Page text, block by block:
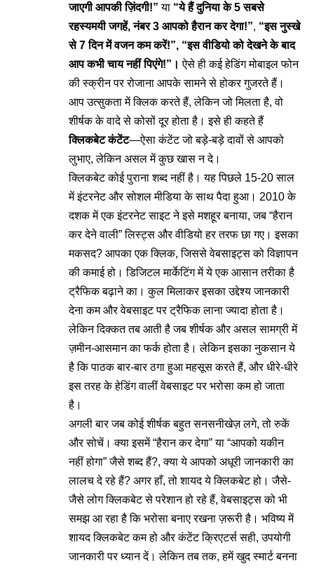
जाएगी आपकी ज़िंदगी!” या “ये हैं दुनिया के 5 सबसे
रहस्यमयी जगहें, नंबर 3 आपको हैरान कर देगा!”, “इस नुस्खे
से 7 दिन में वजन कम करें!”, “इस वीडियो को देखने के बाद
आप कभी चाय नहीं पिएंगे!”।ऐसे ही कई हेडिंग मोबाइल फोन
की स्क्रीन पर रोजाना आपके सामने से होकर गुजरते हैं।
आप उत्सुकता में क्लिक करते हैं, लेकिन जो मिलता है, वो
शीर्षक के वादे से कोसों दूर होता है। इसे ही कहते हैं
क्लिकबेट कंटेंट—ऐसा कंटेंट जो बड़े-बड़े दावों से आपको
लुभाए, लेकिन असल में कुछ खास न दे।
क्लिकबेट कोई पुराना शब्द नहीं है। यह पिछले 15-20 साल
में इंटरनेट और सोशल मीडिया के साथ पैदा हुआ। 2010 के
दशक में एक इंटरनेट साइट ने इसे मशहूर बनाया, जब “हैरान
कर देने वाली” लिस्ट्स और वीडियो हर तरफ छा गए। इसका
मकसद? आपका एक क्लिक, जिससे वेबसाइट्स को विज्ञापन
की कमाई हो। डिजिटल मार्केटिंग में ये एक आसान तरीका है
ट्रैफिक बढ़ाने का। कुल मिलाकर इसका उद्देश्य जानकारी
देना कम और वेबसाइट पर ट्रैफिक लाना ज्यादा होता है।
लेकिन दिक्कत तब आती है जब शीर्षक और असल सामग्री में
ज़मीन-आसमान का फर्क होता है। लेकिन इसका नुकसान ये
है कि पाठक बार-बार ठगा हुआ महसूस करते हैं, और धीरे-धीरे
इस तरह के हेडिंग वालीं वेबसाइट पर भरोसा कम हो जाता
है।
अगली बार जब कोई शीर्षक बहुत सनसनीखेज़ लगे, तो रुकें
और सोचें। क्या इसमें “हैरान कर देगा” या “आपको यकीन
नहीं होगा” जैसे शब्द हैं?, क्या ये आपको अधूरी जानकारी का
लालच दे रहे हैं? अगर हाँ, तो शायद ये क्लिकबेट हो। जैसे-
जैसे लोग क्लिकबेट से परेशान हो रहे हैं, वेबसाइट्स को भी
समझ आ रहा है कि भरोसा बनाए रखना ज़रूरी है। भविष्य में
शायद क्लिकबेट कम हो और कंटेंट क्रिएटर्स सही, उपयोगी
जानकारी पर ध्यान दें। लेकिन तब तक, हमें खुद स्मार्ट बनना